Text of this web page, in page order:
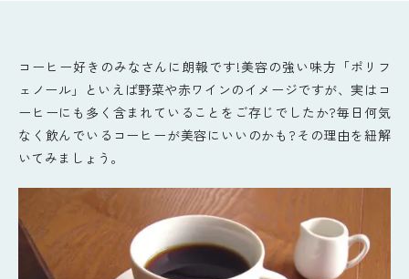
コーヒー好きのみなさんに朗報です!美容の強い味方「ポリフ
ェノール」といえば野菜や赤ワインのイメージですが、実はコ
ーヒーにも多く含まれていることをご存じでしたか?毎日何気
なく飲んでいるコーヒーが美容にいいのかも?その理由を紐解
いてみましょう。